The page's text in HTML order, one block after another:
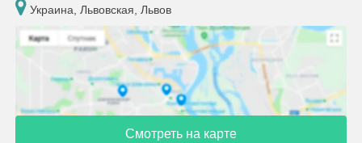
Украина, Львовская, Львов
Смотреть на карте